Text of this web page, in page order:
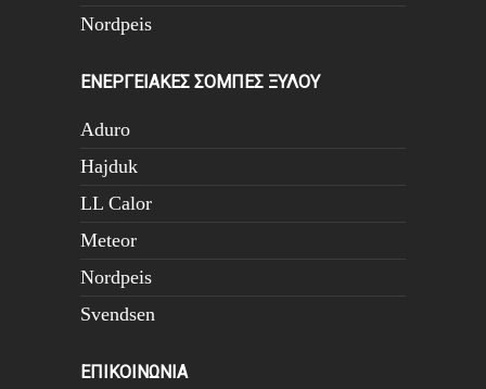
Nordpeis
ΕΝΕΡΓΕΙΑΚΕΣ ΣΟΜΠΕΣ ΞΥΛΟΥ
Aduro
Hajduk
LL Calor
Meteor
Nordpeis
Svendsen
ΕΠΙΚΟΙΝΩΝΙΑ